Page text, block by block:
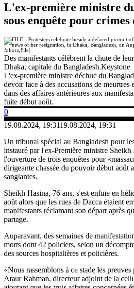
L'ex-première ministre
sous enquête pour crimes
Des manifestants célèbrent la chute de
Dhaka, capitale du Bangladesh.Keystone
L'ex-première ministre déchue du
devoir face à des accusations de meurtres
dans des affaires antérieures aux
fuite début août.
0
19.08.2024, 19:3119.08.2024, 19:31
Un tribunal spécial au Bangladesh pour
instauré par l'ex-Première ministre Sheikh
l'ouverture de trois enquêtes pour
dirigeante chassée du pouvoir début août
sanglantes.
Sheikh Hasina, 76 ans, s'est enfuie en
août alors que les rues de Dacca étaient
manifestants réclamant son départ après
partage.
Auparavant, des semaines de
morts dont 42 policiers, selon un
des sources hospitalières et policières.
«Nous rassemblons à ce stade les
Ataur Rahman, directeur adjoint de la